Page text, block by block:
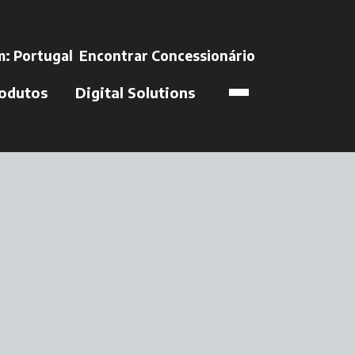
a new tab
Portugal Encontrar Concessionário
Digital Solutions